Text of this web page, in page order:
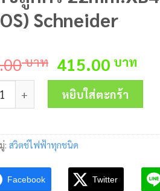
Schneider
บาท Original
price
was:
850.00 บาท.
415.00 บาท
สวิตช์ลูกศร 22mm.XB4-BD21
หยิบใส่ตะกร้า
: สวิตช์ไฟฟ้าทุกชนิด
Facebook Twitter